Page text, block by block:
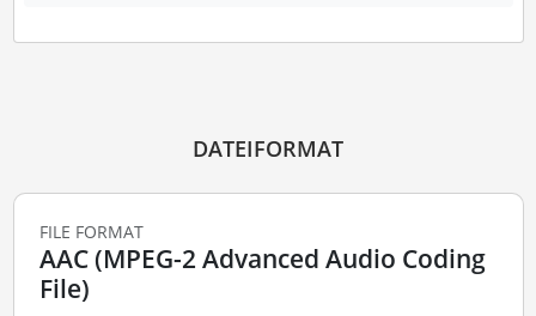
DATEIFORMAT
FILE FORMAT
AAC (MPEG-2 Advanced Audio Coding
File)